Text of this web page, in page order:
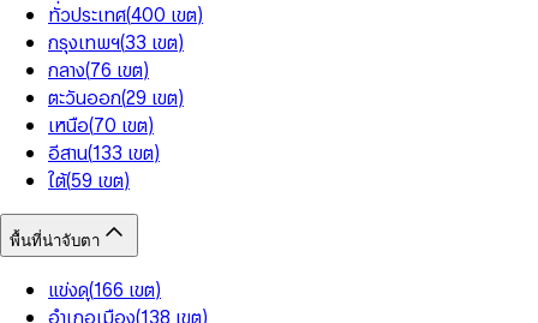
ทั่วประเทศ(400 เขต)
กรุงเทพฯ(33 เขต)
กลาง(76 เขต)
ตะวันออก(29 เขต)
เหนือ(70 เขต)
อีสาน(133 เขต)
ใต้(59 เขต)
พื้นที่น่าจับตา
แข่งดุ(166 เขต)